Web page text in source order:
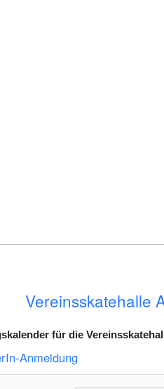
Vereinsskatehalle
für die
Anmeldung